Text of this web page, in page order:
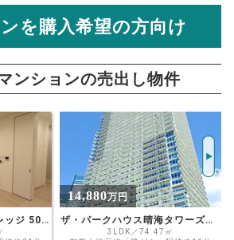
万円
年
%
ーデン月島ザタワー
・24階
： 19359万円
めに査定額や希望売却価
活用するのもおすすめ◎
を購入希望の方向け
ンションの売出し物件
ザ・パークハウス晴海タワーズクロノレジデンス
22,000万円
晴海フラッグパークビレッジ Ｔ棟
3LDK／86.66㎡